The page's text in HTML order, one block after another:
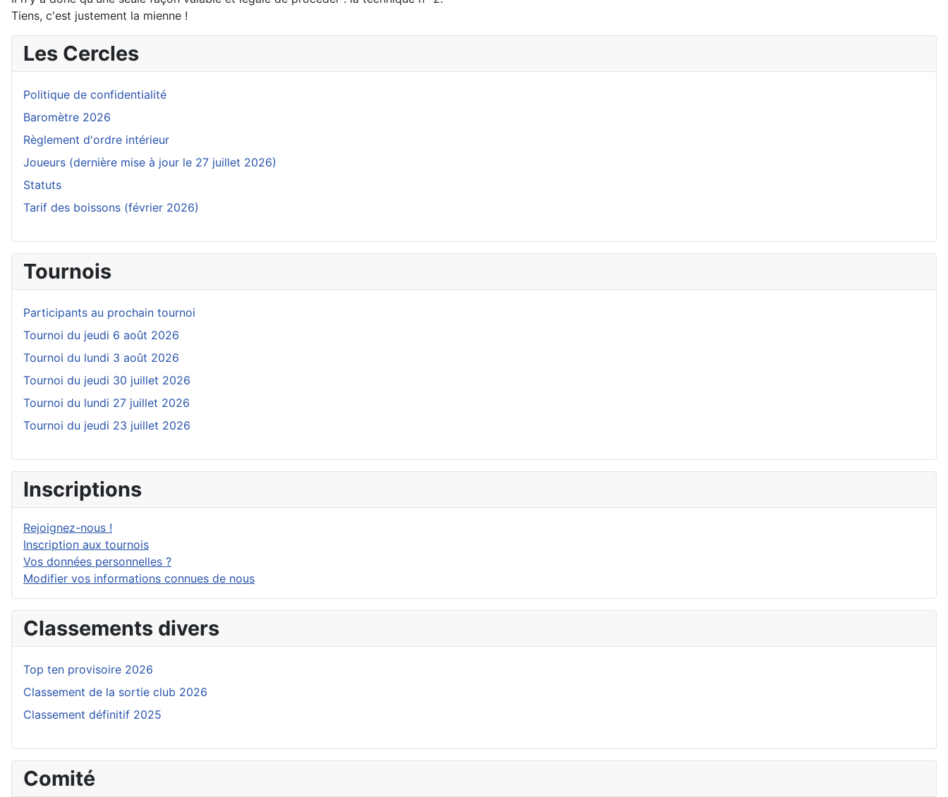
Tiens, c'est justement la mienne !
Les Cercles
Politique de confidentialité
Baromètre 2026
Règlement d'ordre intérieur
Joueurs (dernière mise à jour le 27 juillet 2026)
Statuts
Tarif des boissons (février 2026)
Tournois
Participants au prochain tournoi
Tournoi du jeudi 6 août 2026
Tournoi du lundi 3 août 2026
Tournoi du jeudi 30 juillet 2026
Tournoi du lundi 27 juillet 2026
Tournoi du jeudi 23 juillet 2026
Inscriptions
Rejoignez-nous !
Inscription aux tournois
Vos données personnelles ?
Modifier vos informations connues de nous
Classements divers
Top ten provisoire 2026
Classement de la sortie club 2026
Classement définitif 2025
Comité